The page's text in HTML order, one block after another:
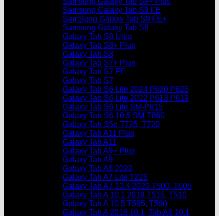
Samsung Galaxy Tab S9 FE
SamSung Galaxy Tab S9 FE+
Samsung Galaxy Tab S9
Galaxy Tab S8 Ultra
Galaxy Tab S8+ Plus
Galaxy Tab S8
Galaxy Tab S7+ Plus
Galaxy Tab S7 FE
Galaxy Tab S7
Galaxy Tab S6 Lite 2024 P620 P625
Galaxy Tab S6 Lite 2022 P613 P619
Galaxy Tab S6 Lite SM-P615
Galaxy Tab S6 10.5 SM-T860
Galaxy Tab S5e T725, T720
Galaxy Tab A11 Plus
Galaxy Tab A11
Galaxy Tab A9+ Plus
Galaxy Tab A9
Galaxy Tab A8 2022
Galaxy Tab A7 Lite T225
Galaxy Tab A7 10.4 2020 T500, T505
Galaxy Tab A 10.1 2019 T515, T510
Galaxy Tab A 10.5 T595, T590
Galaxy Tab A 2016 10.1, Tab A6 10.1